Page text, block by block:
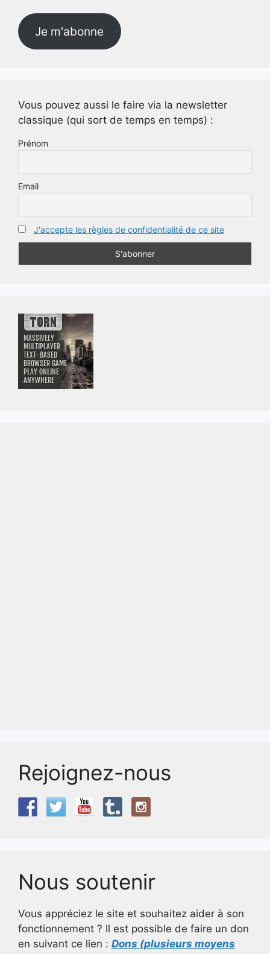
Je m'abonne
Vous pouvez aussi le faire via la newsletter
classique (qui sort de temps en temps) :
Prénom
Email
J'accepte les règles de confidentialité de ce site
Rejoignez-nous
Nous soutenir
Vous appréciez le site et souhaitez aider à son
fonctionnement ? Il est possible de faire un don
en suivant ce lien : Dons (plusieurs moyens